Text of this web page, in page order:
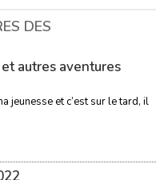
DES
autres aventures
jeunesse et c’est sur le tard, il